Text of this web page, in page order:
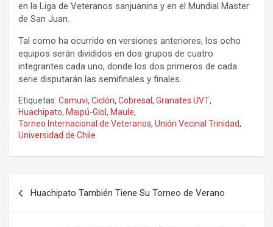
en la Liga de Veteranos sanjuanina y en el Mundial Master
de San Juan.
Tal como ha ocurrido en versiones anteriores, los ocho
equipos serán divididos en dos grupos de cuatro
integrantes cada uno, donde los dos primeros de cada
serie disputarán las semifinales y finales.
Etiquetas: Camuvi, Ciclón, Cobresal , Granates UVT,
Huachipato, Maipú-Giol , Maule,
Torneo Internacional de Veteranos, Unión Vecinal Trinidad,
Universidad de Chile
entradas
Huachipato También Tiene Su Torneo de Verano